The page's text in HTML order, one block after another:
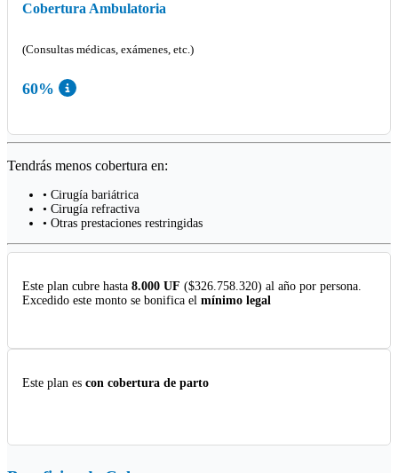
Cobertura Ambulatoria
(Consultas médicas, exámenes, etc.)
60%
Tendrás menos cobertura en:
• Cirugía bariátrica
• Cirugía refractiva
• Otras prestaciones restringidas
Este plan cubre hasta 8.000 UF ($326.758.320) al año por persona.
Excedido este monto se bonifica el mínimo legal
Este plan es con cobertura de parto